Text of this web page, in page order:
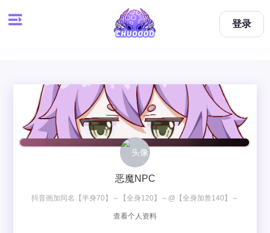
登录
恶魔NPC
抖音画加同名【半身70】～【全身120】～@【全身加兽140】～
【双人梦图200】～【双人OC230】
查看个人资料